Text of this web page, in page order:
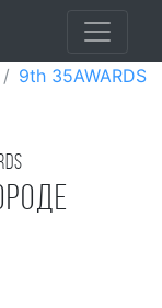
9th 35AWARDS